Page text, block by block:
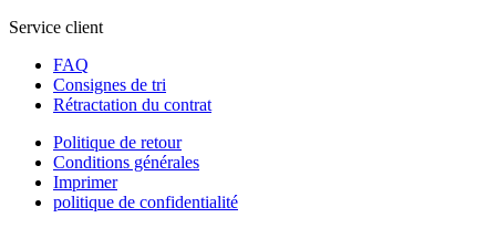
Service client
FAQ
Consignes de tri
Rétractation du contrat
Politique de retour
Conditions générales
Imprimer
politique de confidentialité